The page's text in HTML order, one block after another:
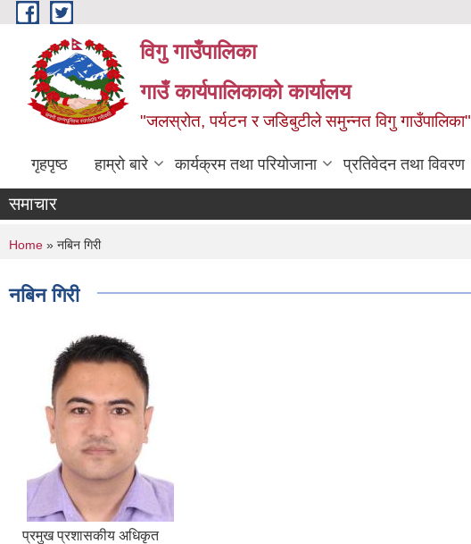
Skip to main content
विगु गाउँपालिका
गाउँ कार्यपालिकाको कार्यालय
"जलस्रोत, पर्यटन र जडिबुटीले समुन्नत विगु गाउँपालिका"
गृहपृष्ठ हाम्रो बारे कार्यक्रम तथा परियोजाना प्रतिवेदन तथा विवरण
समाचार
You are here
Home » नबिन गिरी
नबिन गिरी
प्रमुख प्रशासकीय अधिकृत